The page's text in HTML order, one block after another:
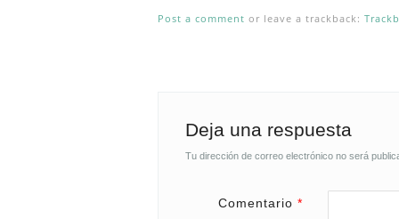
Post a comment or leave a trackback:
Deja una respuesta
Tu dirección de correo electrónico no será
Comentario *